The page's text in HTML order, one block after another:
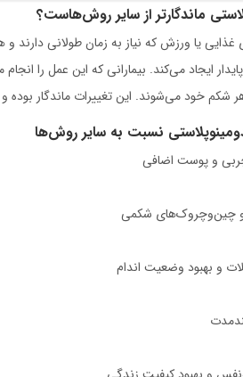
ماندگارتر از سایر روش‌هاست؟
غذایی یا ورزش که نیاز به زمان طولانی دارند
ایجاد می‌کند. بیمارانی که این عمل را
شکم خود می‌شوند. این تغییرات ماندگار
نسبت به سایر روش‌ها
و پوست اضافی
و چین‌وچروک‌های شکمی
و بهبود وضعیت اندام